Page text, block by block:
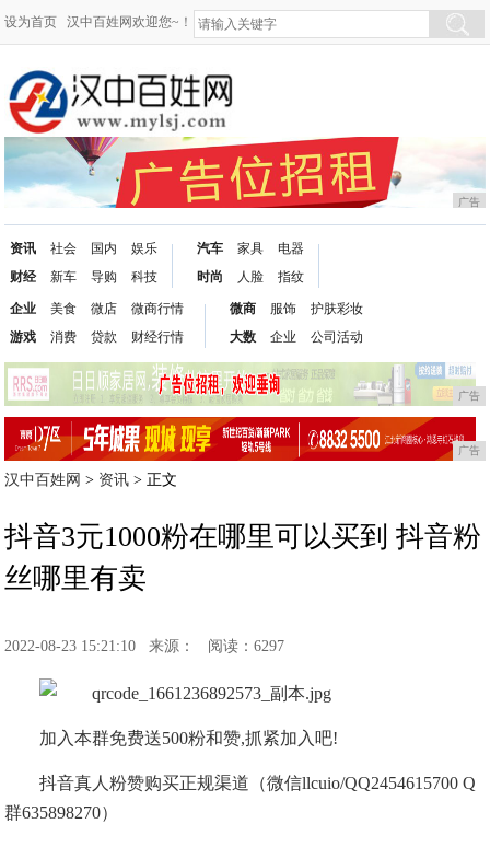
设为首页 汉中百姓网欢迎您~！
广告
资讯
财经
社会
新车
国内
导购
娱乐
科技
汽车
时尚
家具
人脸
电器
指纹
企业
游戏
美食
消费
微店
贷款
微商行情
财经行情
微商
大数
服饰
企业
护肤彩妆
公司活动
广告
广告
汉中百姓网 > 资讯 > 正文
抖音3元1000粉在哪里可以买到 抖音粉
丝哪里有卖
2022-08-23 15:21:10 来源： 阅读：6297
加入本群免费送500粉和赞,抓紧加入吧!
抖音真人粉赞购买正规渠道（微信llcuio/QQ2454615700 Q
群635898270）